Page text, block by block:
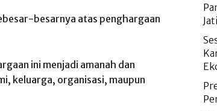
besarnya atas penghargaan
ini menjadi amanah dan
keluarga, organisasi, maupun